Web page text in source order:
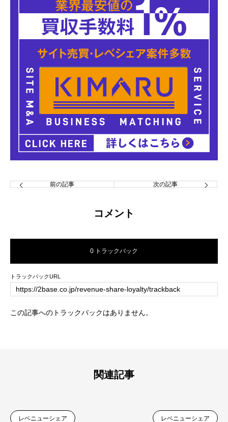
前の記事 次の記事
コメント
0 トラックバック
トラックバックURL
この記事へのトラックバックはありません。
関連記事
レベニューシェア レベニューシェア